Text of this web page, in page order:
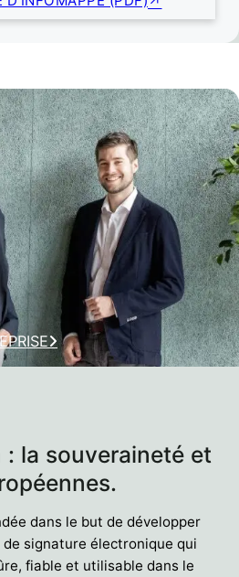
: la souveraineté et
dans le but de développer
signature électronique qui
fiable et utilisable dans le